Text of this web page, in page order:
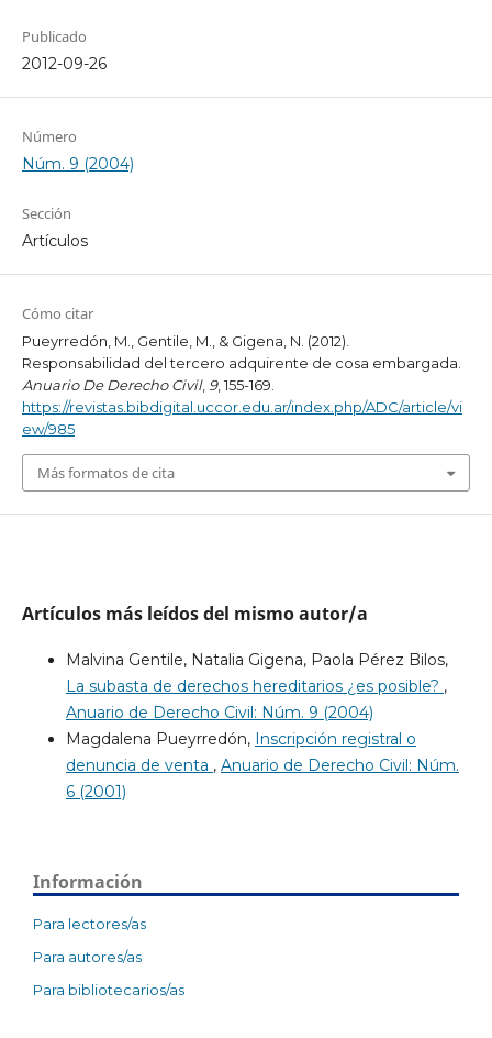
Publicado
2012-09-26
Número
Núm. 9 (2004)
Sección
Artículos
Cómo citar
Pueyrredón, M., Gentile, M., & Gigena, N. (2012).
Responsabilidad del tercero adquirente de cosa embargada.
Anuario De Derecho Civil, 9, 155-169.
https://revistas.bibdigital.uccor.edu.ar/index.php/ADC/article/vi
ew/985
Más formatos de cita
Artículos más leídos del mismo autor/a
Malvina Gentile, Natalia Gigena, Paola Pérez Bilos,
La subasta de derechos hereditarios ¿es posible? ,
Anuario de Derecho Civil: Núm. 9 (2004)
Magdalena Pueyrredón, Inscripción registral o
denuncia de venta , Anuario de Derecho Civil: Núm.
6 (2001)
Información
Para lectores/as
Para autores/as
Para bibliotecarios/as